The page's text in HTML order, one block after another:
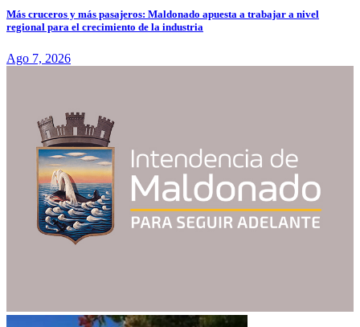
Más cruceros y más pasajeros: Maldonado apuesta a trabajar a nivel
regional para el crecimiento de la industria
Ago 7, 2026